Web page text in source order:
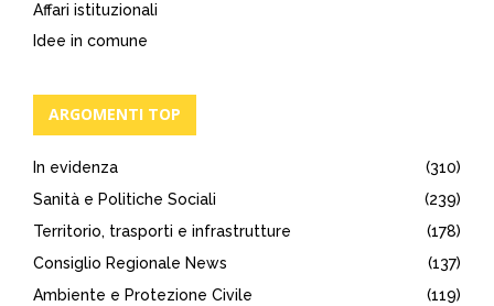
Affari istituzionali
Idee in comune
ARGOMENTI TOP
In evidenza
(310)
Sanità e Politiche Sociali
(239)
Territorio, trasporti e infrastrutture
(178)
Consiglio Regionale News
(137)
Ambiente e Protezione Civile
(119)